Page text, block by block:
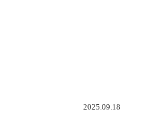
2025.09.18